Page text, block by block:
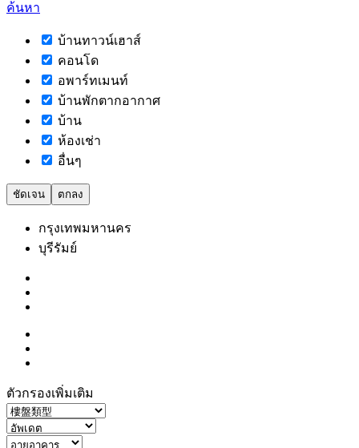
ค้นหา
บ้านทาวน์เฮาส์
คอนโด
อพาร์ทเมนท์
บ้านพักตากอากาศ
บ้าน
ห้องเช่า
อื่นๆ
ชัดเจน ตกลง
กรุงเทพมหานคร
บุรีรัมย์
ตัวกรองเพิ่มเติม